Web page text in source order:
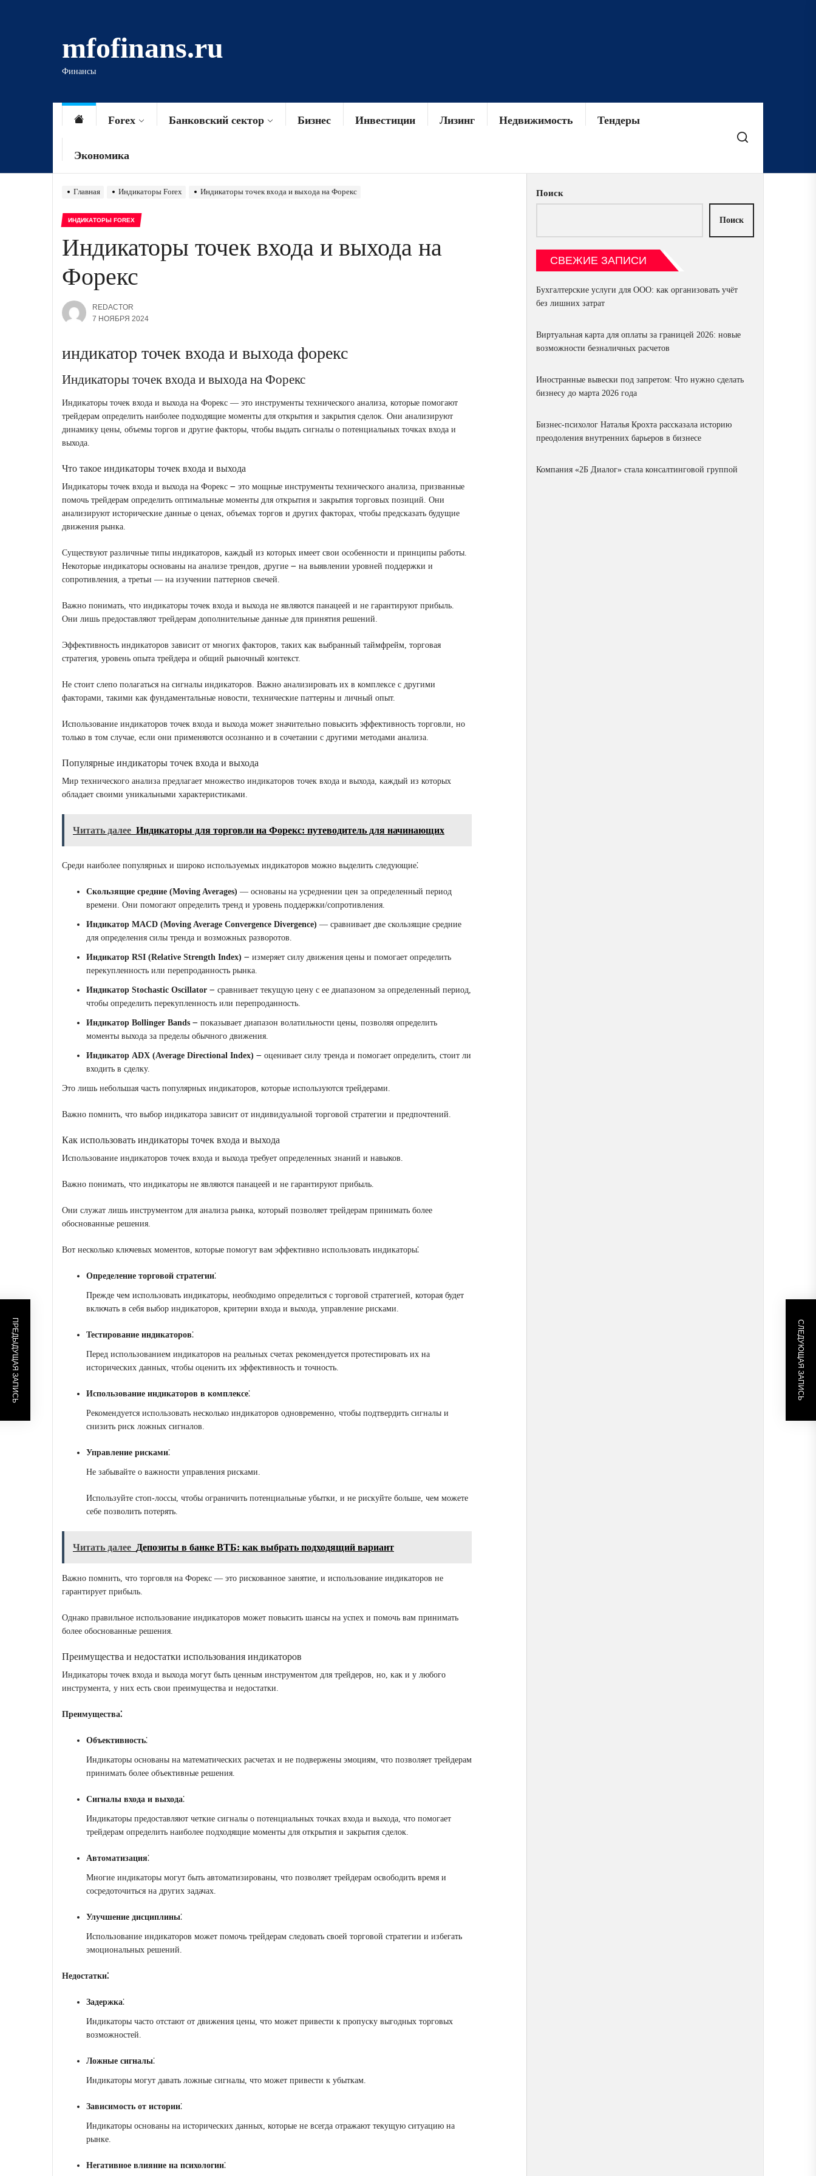
mfofinans.ru
Финансы
Forex Банковский сектор Бизнес Инвестиции Лизинг Недвижимость Тендеры
Экономика
Главная Индикаторы Forex Индикаторы точек входа и выхода на Форекс
ИНДИКАТОРЫ FOREX
Индикаторы точек входа и выхода на
Форекс
REDACTOR
7 НОЯБРЯ 2024
индикатор точек входа и выхода форекс
Индикаторы точек входа и выхода на Форекс
Индикаторы точек входа и выхода на Форекс ― это инструменты технического анализа, которые помогают
трейдерам определить наиболее подходящие моменты для открытия и закрытия сделок. Они анализируют
динамику цены, объемы торгов и другие факторы, чтобы выдать сигналы о потенциальных точках входа и
выхода.
Что такое индикаторы точек входа и выхода
Индикаторы точек входа и выхода на Форекс ౼ это мощные инструменты технического анализа, призванные
помочь трейдерам определить оптимальные моменты для открытия и закрытия торговых позиций. Они
анализируют исторические данные о ценах, объемах торгов и других факторах, чтобы предсказать будущие
движения рынка.
Существуют различные типы индикаторов, каждый из которых имеет свои особенности и принципы работы.
Некоторые индикаторы основаны на анализе трендов, другие ౼ на выявлении уровней поддержки и
сопротивления, а третьи ― на изучении паттернов свечей.
Важно понимать, что индикаторы точек входа и выхода не являются панацеей и не гарантируют прибыль.
Они лишь предоставляют трейдерам дополнительные данные для принятия решений.
Эффективность индикаторов зависит от многих факторов, таких как выбранный таймфрейм, торговая
стратегия, уровень опыта трейдера и общий рыночный контекст.
Не стоит слепо полагаться на сигналы индикаторов. Важно анализировать их в комплексе с другими
факторами, такими как фундаментальные новости, технические паттерны и личный опыт.
Использование индикаторов точек входа и выхода может значительно повысить эффективность торговли, но
только в том случае, если они применяются осознанно и в сочетании с другими методами анализа.
Популярные индикаторы точек входа и выхода
Мир технического анализа предлагает множество индикаторов точек входа и выхода, каждый из которых
обладает своими уникальными характеристиками.
Читать далее Индикаторы для торговли на Форекс: путеводитель для начинающих
Среди наиболее популярных и широко используемых индикаторов можно выделить следующие⁚
Скользящие средние (Moving Averages) ― основаны на усреднении цен за определенный период
времени. Они помогают определить тренд и уровень поддержки/сопротивления.
Индикатор MACD (Moving Average Convergence Divergence) ― сравнивает две скользящие средние
для определения силы тренда и возможных разворотов.
Индикатор RSI (Relative Strength Index) ౼ измеряет силу движения цены и помогает определить
перекупленность или перепроданность рынка.
Индикатор Stochastic Oscillator ౼ сравнивает текущую цену с ее диапазоном за определенный период,
чтобы определить перекупленность или перепроданность.
Индикатор Bollinger Bands ౼ показывает диапазон волатильности цены, позволяя определить
моменты выхода за пределы обычного движения.
Индикатор ADX (Average Directional Index) ౼ оценивает силу тренда и помогает определить, стоит ли
входить в сделку.
Это лишь небольшая часть популярных индикаторов, которые используются трейдерами.
Важно помнить, что выбор индикатора зависит от индивидуальной торговой стратегии и предпочтений.
Как использовать индикаторы точек входа и выхода
Использование индикаторов точек входа и выхода требует определенных знаний и навыков.
Важно понимать, что индикаторы не являются панацеей и не гарантируют прибыль.
Они служат лишь инструментом для анализа рынка, который позволяет трейдерам принимать более
обоснованные решения.
Вот несколько ключевых моментов, которые помогут вам эффективно использовать индикаторы⁚
Определение торговой стратегии⁚
Прежде чем использовать индикаторы, необходимо определиться с торговой стратегией, которая будет
включать в себя выбор индикаторов, критерии входа и выхода, управление рисками.
Тестирование индикаторов⁚
Перед использованием индикаторов на реальных счетах рекомендуется протестировать их на
исторических данных, чтобы оценить их эффективность и точность.
Использование индикаторов в комплексе⁚
Рекомендуется использовать несколько индикаторов одновременно, чтобы подтвердить сигналы и
снизить риск ложных сигналов.
Управление рисками⁚
Не забывайте о важности управления рисками.
Используйте стоп-лоссы, чтобы ограничить потенциальные убытки, и не рискуйте больше, чем можете
себе позволить потерять.
Читать далее Депозиты в банке ВТБ: как выбрать подходящий вариант
Важно помнить, что торговля на Форекс ― это рискованное занятие, и использование индикаторов не
гарантирует прибыль.
Однако правильное использование индикаторов может повысить шансы на успех и помочь вам принимать
более обоснованные решения.
Преимущества и недостатки использования индикаторов
Индикаторы точек входа и выхода могут быть ценным инструментом для трейдеров, но, как и у любого
инструмента, у них есть свои преимущества и недостатки.
Преимущества⁚
Объективность⁚
Индикаторы основаны на математических расчетах и не подвержены эмоциям, что позволяет трейдерам
принимать более объективные решения.
Сигналы входа и выхода⁚
Индикаторы предоставляют четкие сигналы о потенциальных точках входа и выхода, что помогает
трейдерам определить наиболее подходящие моменты для открытия и закрытия сделок.
Автоматизация⁚
Многие индикаторы могут быть автоматизированы, что позволяет трейдерам освободить время и
сосредоточиться на других задачах.
Улучшение дисциплины⁚
Использование индикаторов может помочь трейдерам следовать своей торговой стратегии и избегать
эмоциональных решений.
Недостатки⁚
Задержка⁚
Индикаторы часто отстают от движения цены, что может привести к пропуску выгодных торговых
возможностей.
Ложные сигналы⁚
Индикаторы могут давать ложные сигналы, что может привести к убыткам.
Зависимость от истории⁚
Индикаторы основаны на исторических данных, которые не всегда отражают текущую ситуацию на
рынке.
Негативное влияние на психологии⁚
ПРЕДЫДУЩАЯ ЗАПИСЬ СЛЕДУЮЩАЯ ЗАПИСЬ
Поиск
Поиск
СВЕЖИЕ ЗАПИСИ
Бухгалтерские услуги для ООО: как организовать учёт
без лишних затрат
Виртуальная карта для оплаты за границей 2026: новые
возможности безналичных расчетов
Иностранные вывески под запретом: Что нужно сделать
бизнесу до марта 2026 года
Бизнес-психолог Наталья Крохта рассказала историю
преодоления внутренних барьеров в бизнесе
Компания «2Б Диалог» стала консалтинговой группой